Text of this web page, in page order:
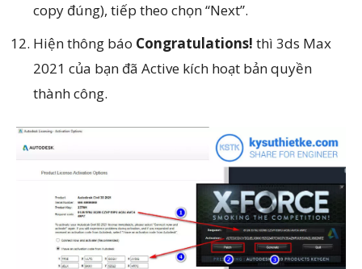
copy đúng), tiếp theo chọn “Next”.
Hiện thông báo Congratulations! thì 3ds Max
2021 của bạn đã Active kích hoạt bản quyền
thành công.